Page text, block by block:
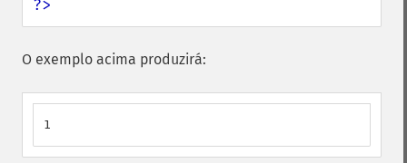
?>
O exemplo acima produzirá:
1